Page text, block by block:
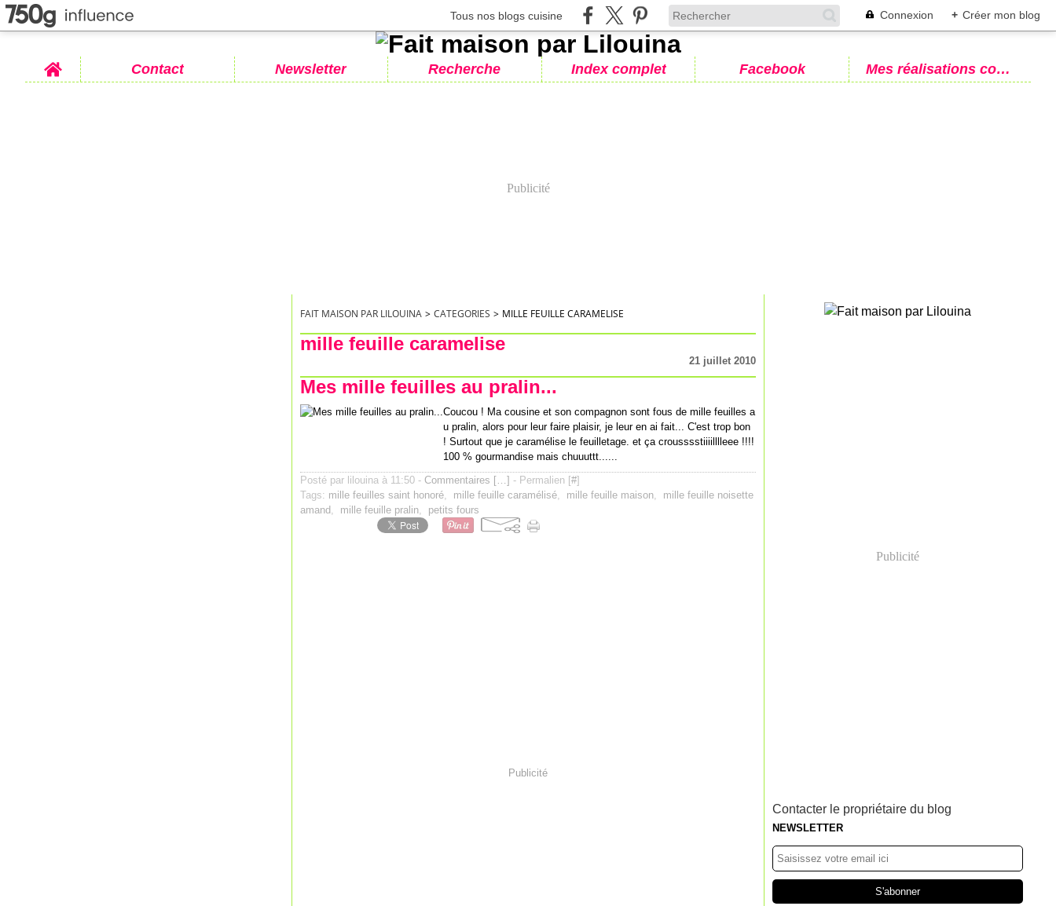
Tous nos blogs cuisine Connexion + Créer mon blog
Home Contact Newsletter Recherche Index complet Facebook Mes réalisations couture
Publicité
FAIT MAISON PAR LILOUINA > CATEGORIES > MILLE FEUILLE CARAMELISE
mille feuille caramelise
21 juillet 2010
Mes mille feuilles au pralin...
Coucou ! Ma cousine et son compagnon sont fous de mille feuilles a
u pralin, alors pour leur faire plaisir, je leur en ai fait... C'est trop bon
! Surtout que je caramélise le feuilletage. et ça crousssstiiiilllleee !!!!
100 % gourmandise mais chuuuttt......
Posté par lilouina à 11:50 - Commentaires […] - Permalien [#]
Tags: mille feuilles saint honoré, mille feuille caramélisé, mille feuille maison, mille feuille noisette
amand , mille feuille pralin, petits fours
Publicité
Publicité
Contacter le propriétaire du blog
NEWSLETTER